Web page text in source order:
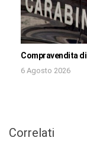
Compravendita
6 Agosto 2026
Correlati